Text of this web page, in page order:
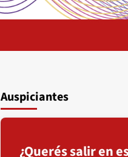
Auspiciantes
¿Querés salir en